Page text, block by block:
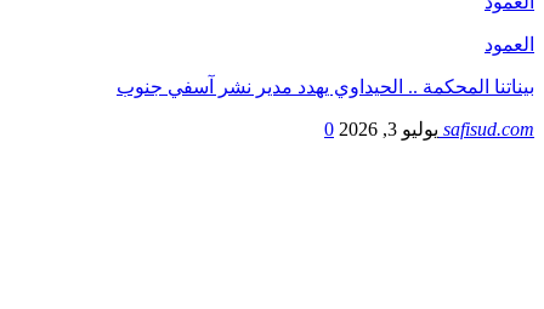
العمود
بيناتنا المحكمة .. الحيداوي يهدد مدير نشر آسفي جنوب
safisud.com يوليو 3, 2026 0